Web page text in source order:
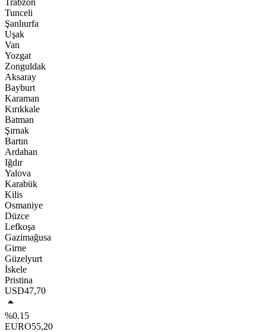
Trabzon
Tunceli
Şanlıurfa
Uşak
Van
Yozgat
Zonguldak
Aksaray
Bayburt
Karaman
Kırıkkale
Batman
Şırnak
Bartın
Ardahan
Iğdır
Yalova
Karabük
Kilis
Osmaniye
Düzce
Lefkoşa
Gazimağusa
Girne
Güzelyurt
İskele
Pristina
USD47,70
%0.15
EURO55,20